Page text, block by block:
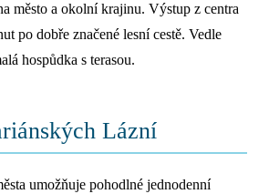
město a okolní krajinu. Výstup z centra
po dobře značené lesní cestě. Vedle
hospůdka s terasou.
Lázní
umožňuje pohodlné jednodenní